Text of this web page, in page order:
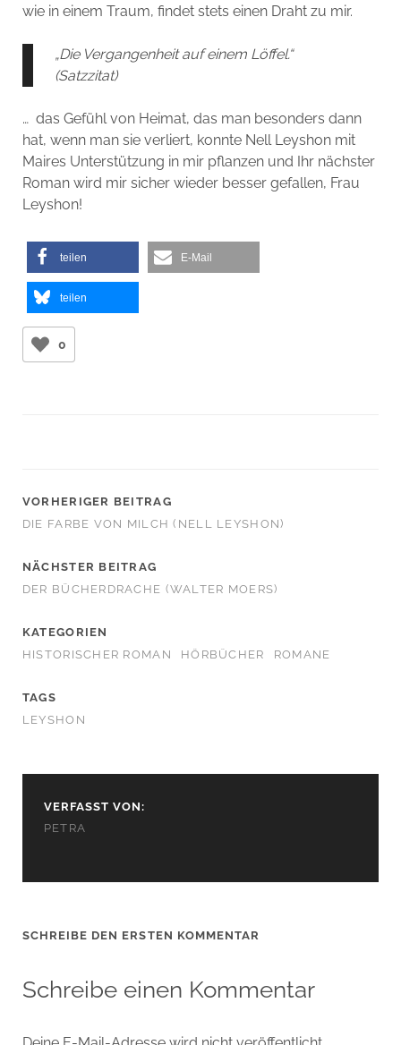
wie in einem Traum, findet stets einen Draht zu mir.
„Die Vergangenheit auf einem Löffel.“
(Satzzitat)
… das Gefühl von Heimat, das man besonders dann
hat, wenn man sie verliert, konnte Nell Leyshon mit
Maires Unterstützung in mir pflanzen und Ihr nächster
Roman wird mir sicher wieder besser gefallen, Frau
Leyshon!
teilen E-Mail
teilen
0
VORHERIGER BEITRAG
DIE FARBE VON MILCH (NELL LEYSHON)
NÄCHSTER BEITRAG
DER BÜCHERDRACHE (WALTER MOERS)
KATEGORIEN
HISTORISCHER ROMAN
HÖRBÜCHER ROMANE
TAGS
LEYSHON
VERFASST VON:
PETRA
SCHREIBE DEN ERSTEN KOMMENTAR
Schreibe einen Kommentar